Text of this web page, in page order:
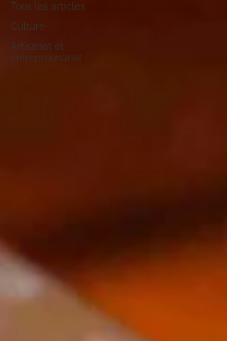
Tous les articles
Culture
Artisanat et
entrepreunariat